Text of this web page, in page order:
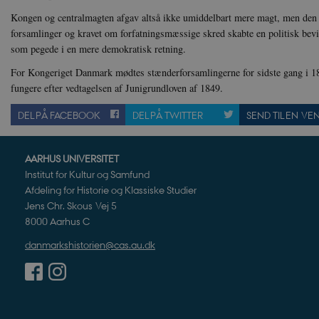
Kongen og centralmagten afgav altså ikke umiddelbart mere magt, men
forsamlinger og kravet om forfatningsmæssige skred skabte en politisk
som pegede i en mere demokratisk retning.
For Kongeriget Danmark mødtes stænderforsamlingerne for sidste gang i
fungere efter vedtagelsen af Junigrundloven af 1849.
DEL PÅ FACEBOOK DEL PÅ TWITTER SEND TIL EN VEN
AARHUS UNIVERSITET
Institut for Kultur og Samfund
Afdeling for Historie og Klassiske Studier
Jens Chr. Skous Vej 5
8000 Aarhus C
danmarkshistorien@cas.au.dk
CloudFront-
Key-Pair-Id
_gid
Google
Navn
NID
Navn
cf_clearance
Navn
_cfuvid